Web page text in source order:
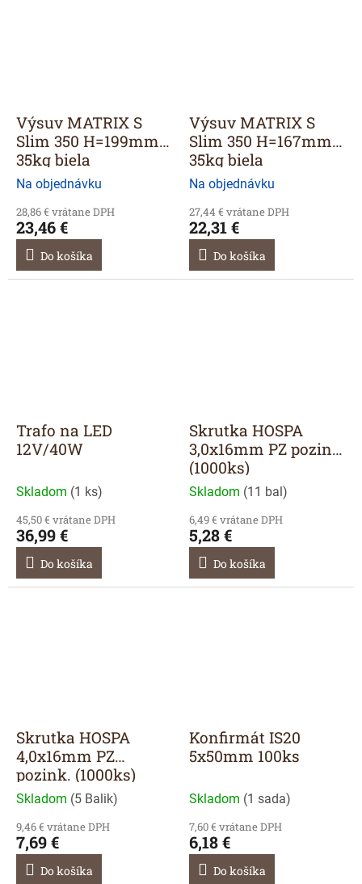
Výsuv MATRIX S
Slim 350 H=199mm
35kg biela
Na objednávku
28,86 € vrátane DPH
23,46 €
Do košíka
Výsuv MATRIX S
Slim 350 H=167mm
35kg biela
Na objednávku
27,44 € vrátane DPH
22,31 €
Do košíka
Trafo na LED
12V/40W
Skladom (1 ks)
45,50 € vrátane DPH
36,99 €
Do košíka
Skrutka HOSPA
3,0x16mm PZ pozink.
(1000ks)
Skladom (11 bal)
6,49 € vrátane DPH
5,28 €
Do košíka
Skrutka HOSPA
4,0x16mm PZ
pozink. (1000ks)
Skladom (5 Balik)
9,46 € vrátane DPH
7,69 €
Do košíka
Konfirmát IS20
5x50mm 100ks
Skladom (1 sada)
7,60 € vrátane DPH
6,18 €
Do košíka